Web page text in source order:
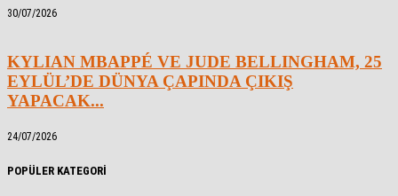
30/07/2026
KYLIAN MBAPPÉ VE JUDE BELLINGHAM, 25
EYLÜL’DE DÜNYA ÇAPINDA ÇIKIŞ
YAPACAK...
24/07/2026
POPÜLER KATEGORİ